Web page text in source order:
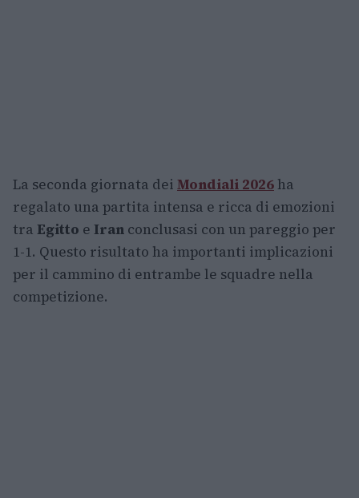
La seconda giornata dei Mondiali 2026 ha
regalato una partita intensa e ricca di emozioni
tra Egitto e Iran conclusasi con un pareggio per
1-1. Questo risultato ha importanti implicazioni
per il cammino di entrambe le squadre nella
competizione.